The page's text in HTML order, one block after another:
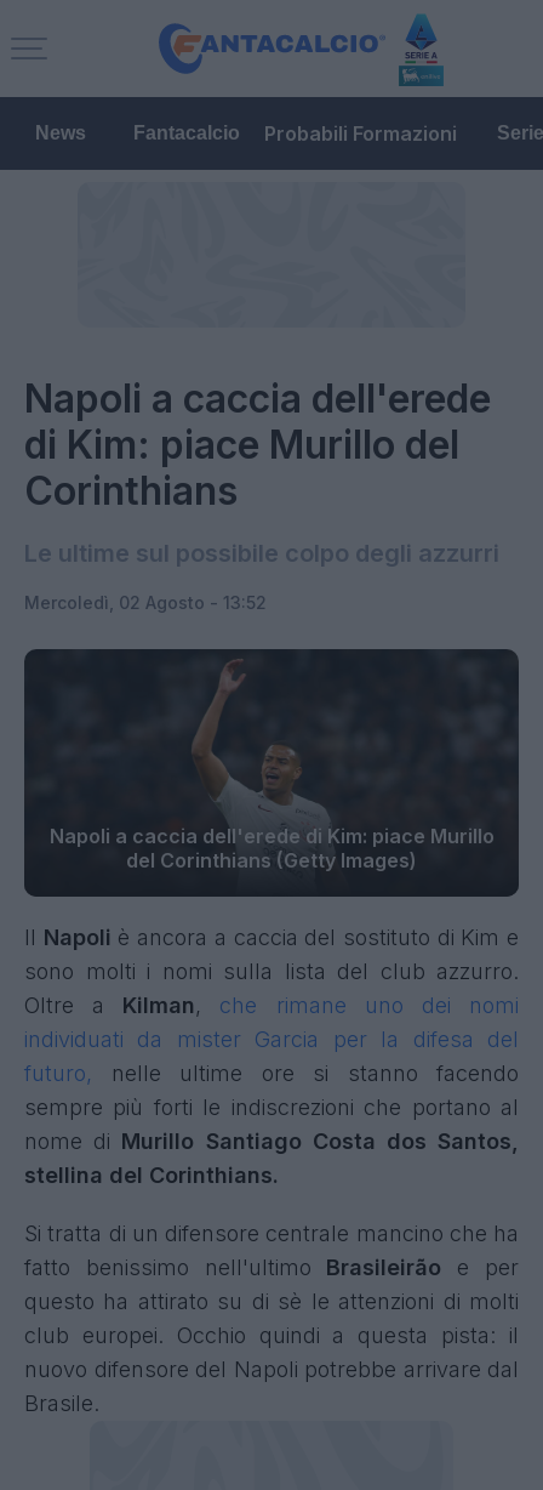
News Fantacalcio Probabili Formazioni
Napoli a caccia dell'erede
di Kim: piace Murillo del
Corinthians
Le ultime sul possibile colpo degli azzurri
Mercoledì, 02 Agosto - 13:52
Napoli a caccia dell'erede di Kim: piace Murillo
del Corinthians (Getty Images)
Il Napoli è ancora a caccia del sostituto di Kim e
sono molti i nomi sulla lista del club azzurro.
Oltre a Kilman, che rimane uno dei nomi
individuati da mister Garcia per la difesa del
futuro, nelle ultime ore si stanno facendo
sempre più forti le indiscrezioni che portano al
nome di Murillo Santiago Costa dos Santos,
stellina del Corinthians.
Si tratta di un difensore centrale mancino che ha
fatto benissimo nell'ultimo Brasileirão e per
questo ha attirato su di sè le attenzioni di molti
club europei. Occhio quindi a questa pista: il
nuovo difensore del Napoli potrebbe arrivare dal
Brasile.